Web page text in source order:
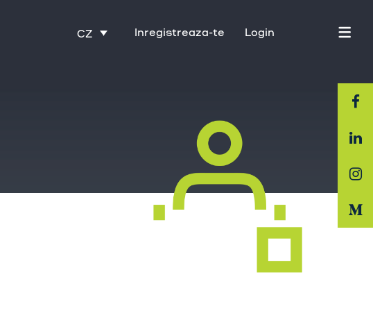
CZ Inregistreaza-te Login
O nás
Průmysl
Služby